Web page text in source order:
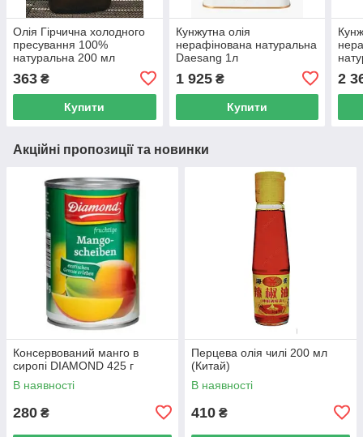
Олія Гірчична холодного
пресування 100%
натуральна 200 мл
363 ₴
Купити
Кунжутна олія
нерафінована натуральна
Daesang 1л
1 925₴
Купити
2
Акційні пропозиції та новинки
Консервований манго в
сиропі DIAMOND 425 г
В наявності
280 ₴
Перцева олія чилі 200 мл
(Китай)
В наявності
410 ₴